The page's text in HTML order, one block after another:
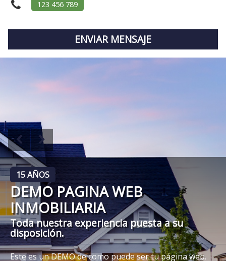
123 456 789
ENVIAR MENSAJE
15 AÑOS
DEMO PAGINA WEB
INMOBILIARIA
Toda nuestra experiencia puesta a su
disposición.
Este es un DEMO de como puede ser tu página web.